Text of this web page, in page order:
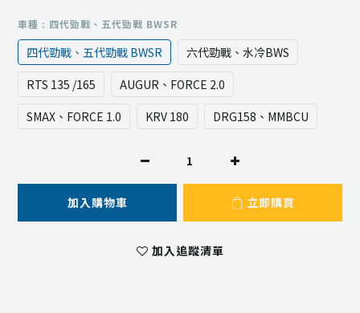
車種 : 四代勁戰、五代勁戰 BWSR
四代勁戰、五代勁戰 BWSR
六代勁戰、水冷BWS
RTS 135 /165
AUGUR、FORCE 2.0
SMAX、FORCE 1.0
KRV 180 DRG158、MMBCU
加入購物車 立即購買
加入追蹤清單